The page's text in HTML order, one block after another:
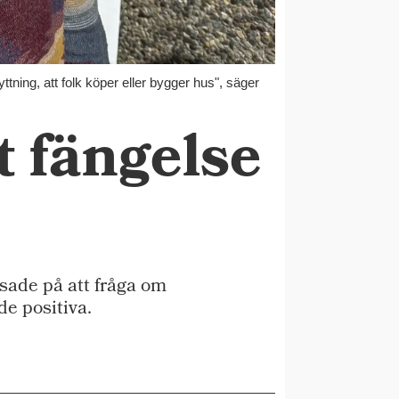
att folk köper eller bygger hus", säger
fängelse
på att fråga om
positiva.